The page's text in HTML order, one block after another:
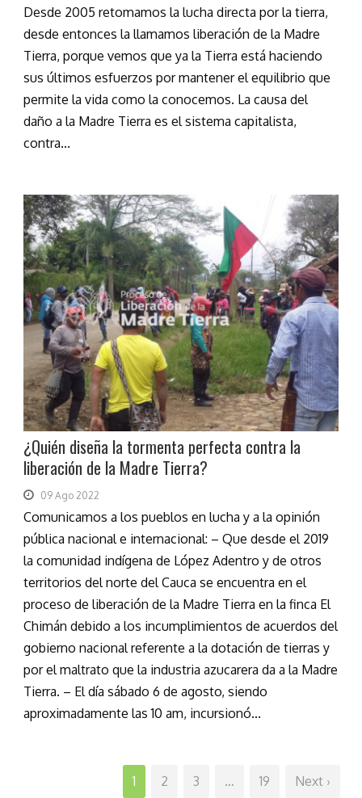
Desde 2005 retomamos la lucha directa por la tierra,
desde entonces la llamamos liberación de la Madre
Tierra, porque vemos que ya la Tierra está haciendo
sus últimos esfuerzos por mantener el equilibrio que
permite la vida como la conocemos. La causa del
daño a la Madre Tierra es el sistema capitalista,
contra...
¿Quién diseña la tormenta perfecta contra la
liberación de la Madre Tierra?
09 Ago 2022
Comunicamos a los pueblos en lucha y a la opinión
pública nacional e internacional: – Que desde el 2019
la comunidad indígena de López Adentro y de otros
territorios del norte del Cauca se encuentra en el
proceso de liberación de la Madre Tierra en la finca El
Chimán debido a los incumplimientos de acuerdos del
gobierno nacional referente a la dotación de tierras y
por el maltrato que la industria azucarera da a la Madre
Tierra. – El día sábado 6 de agosto, siendo
aproximadamente las 10 am, incursionó...
1 2 3 … 19 Next ›